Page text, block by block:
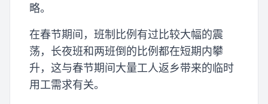
略。
在春节期间，班制比例有过比较大幅的震
荡，长夜班和两班倒的比例都在短期内攀
升，这与春节期间大量工人返乡带来的临时
用工需求有关。